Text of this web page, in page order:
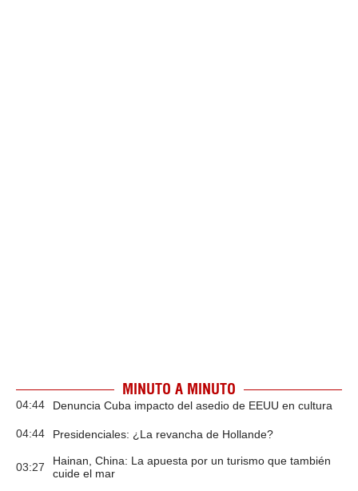
MINUTO A MINUTO
04:44 Denuncia Cuba impacto del asedio de EEUU en cultura
04:44 Presidenciales: ¿La revancha de Hollande?
03:27
Hainan, China: La apuesta por un turismo que también
cuide el mar